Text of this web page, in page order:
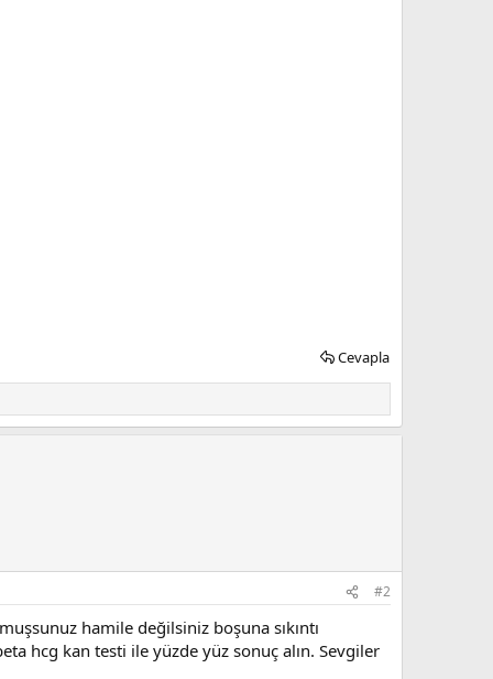
Cevapla
#2
hamile değilsiniz boşuna sıkıntı
hcg kan testi ile yüzde yüz sonuç alın. Sevgiler